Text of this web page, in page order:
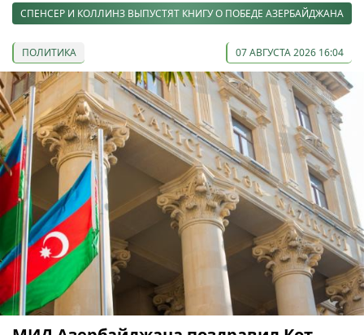
СПЕНСЕР И КОЛЛИНЗ ВЫПУСТЯТ КНИГУ О ПОБЕДЕ АЗЕРБАЙДЖАНА
ПОЛИТИКА 07 АВГУСТА 2026 16:04